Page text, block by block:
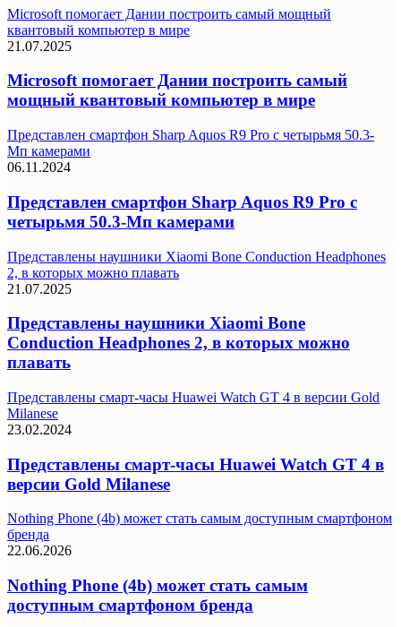
Microsoft помогает Дании построить самый мощный
квантовый компьютер в мире
21.07.2025
Microsoft помогает Дании построить самый
мощный квантовый компьютер в мире
Представлен смартфон Sharp Aquos R9 Pro с четырьмя 50.3-
Мп камерами
06.11.2024
Представлен смартфон Sharp Aquos R9 Pro с
четырьмя 50.3-Мп камерами
Представлены наушники Xiaomi Bone Conduction Headphones
2, в которых можно плавать
21.07.2025
Представлены наушники Xiaomi Bone
Conduction Headphones 2, в которых можно
плавать
Представлены смарт-часы Huawei Watch GT 4 в версии Gold
Milanese
23.02.2024
Представлены смарт-часы Huawei Watch GT 4 в
версии Gold Milanese
Nothing Phone (4b) может стать самым доступным смартфоном
бренда
22.06.2026
Nothing Phone (4b) может стать самым
доступным смартфоном бренда